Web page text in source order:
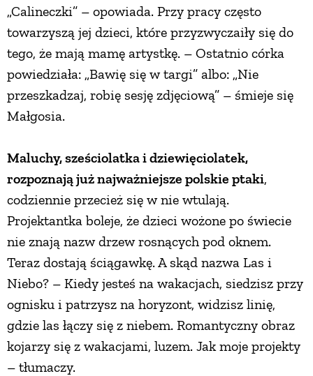
„Calineczki” – opowiada. Przy pracy często
towarzyszą jej dzieci, które przyzwyczaiły się do
tego, że mają mamę artystkę. – Ostatnio córka
powiedziała: „Bawię się w targi” albo: „Nie
przeszkadzaj, robię sesję zdjęciową” – śmieje się
Małgosia.
Maluchy, sześciolatka i dziewięciolatek,
rozpoznają już najważniejsze polskie ptaki,
codziennie przecież się w nie wtulają.
Projektantka boleje, że dzieci wożone po świecie
nie znają nazw drzew rosnących pod oknem.
Teraz dostają ściągawkę. A skąd nazwa Las i
Niebo? – Kiedy jesteś na wakacjach, siedzisz przy
ognisku i patrzysz na horyzont, widzisz linię,
gdzie las łączy się z niebem. Romantyczny obraz
kojarzy się z wakacjami, luzem. Jak moje projekty
– tłumaczy.